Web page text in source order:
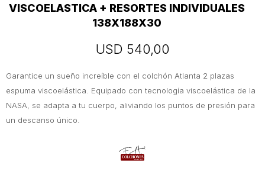
VISCOELASTICA + RESORTES INDIVIDUALES
138X188X30
USD 540,00
Garantice un sueño increíble con el colchón Atlanta 2 plazas
espuma viscoelástica. Equipado con tecnología viscoelástica de la
NASA, se adapta a tu cuerpo, aliviando los puntos de presión para
un descanso único.